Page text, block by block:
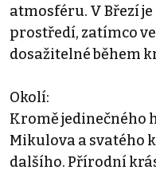
atmosféru. V Březí
prostředí, zatímco
dosažitelné během
Okolí:
Kromě jedinečného
Mikulova a svatého
dalšího. Přírodní